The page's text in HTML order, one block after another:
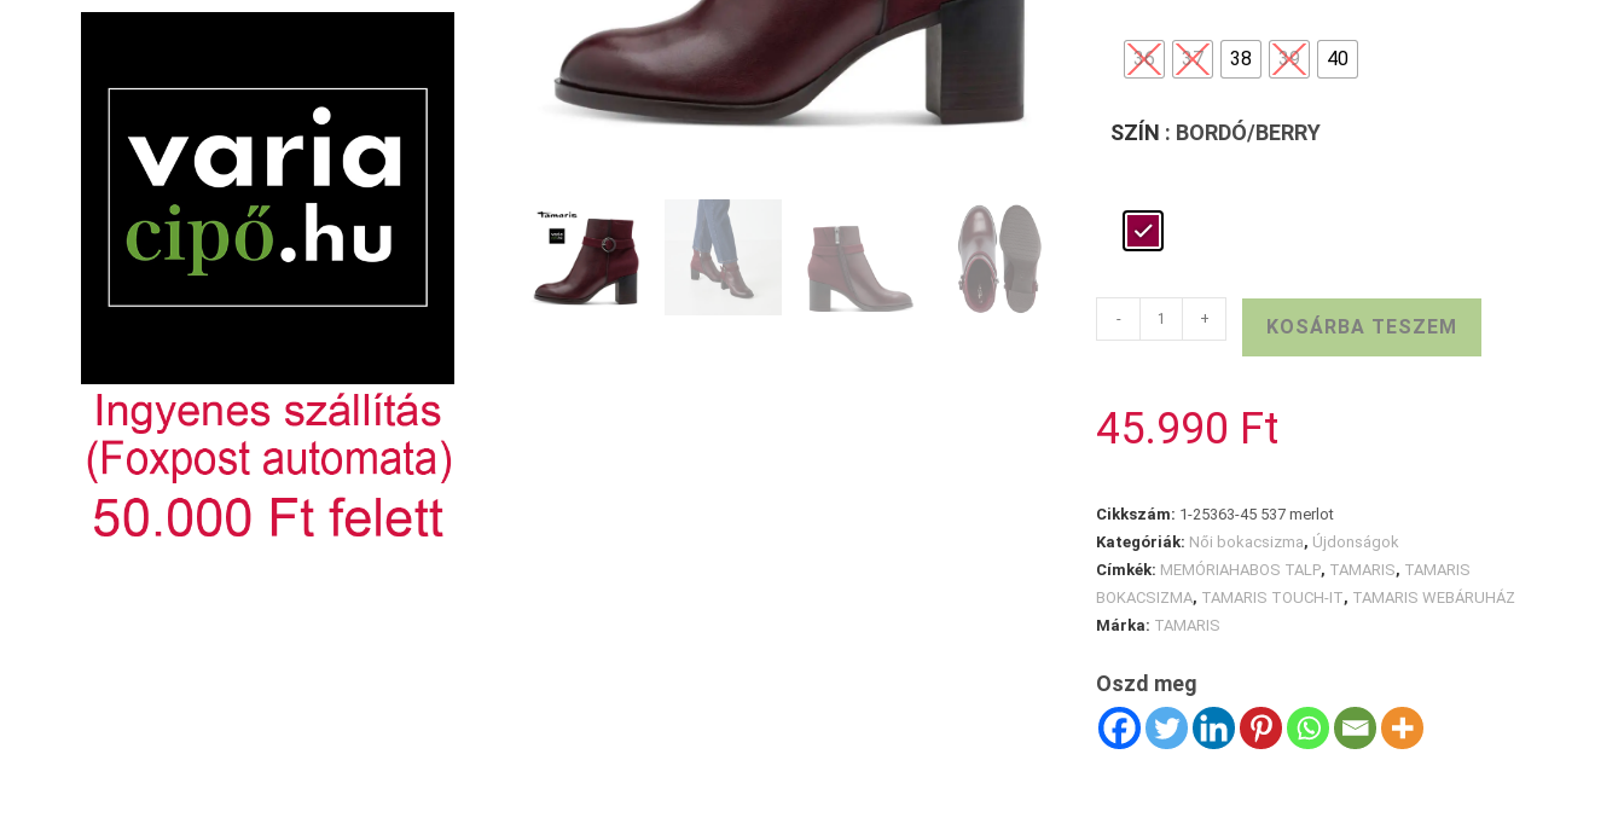
36 37 38 39 40
SZÍN : BORDÓ/BERRY
TAMARIS
bordó
- + KOSÁRBA TESZEM
45.990 Ft
Cikkszám: 1-25363-45 537 merlot
Kategóriák: Női bokacsizma, Újdonságok
Címkék: MEMÓRIAHABOS TALP, TAMARIS, TAMARIS
BOKACSIZMA, TAMARIS TOUCH-IT, TAMARIS WEBÁRUHÁZ
Márka: TAMARIS
Oszd meg